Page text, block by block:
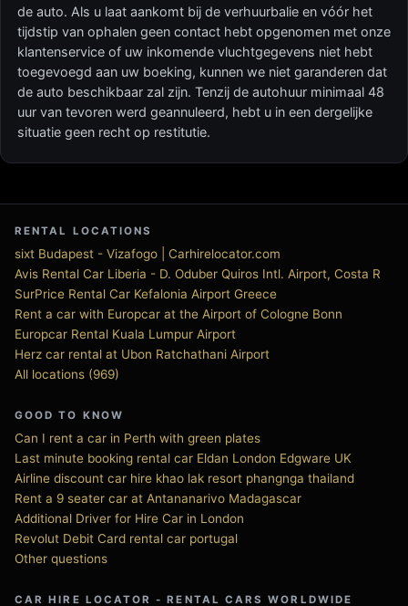
de auto. Als u laat aankomt bij de verhuurbalie en vóór het
tijdstip van ophalen geen contact hebt opgenomen met onze
klantenservice of uw inkomende vluchtgegevens niet hebt
toegevoegd aan uw boeking, kunnen we niet garanderen dat
de auto beschikbaar zal zijn. Tenzij de autohuur minimaal 48
uur van tevoren werd geannuleerd, hebt u in een dergelijke
situatie geen recht op restitutie.
RENTAL LOCATIONS
sixt Budapest - Vizafogo | Carhirelocator.com
Avis Rental Car Liberia - D. Oduber Quiros Intl. Airport, Costa R
SurPrice Rental Car Kefalonia Airport Greece
Rent a car with Europcar at the Airport of Cologne Bonn
Europcar Rental Kuala Lumpur Airport
Herz car rental at Ubon Ratchathani Airport
All locations (969)
GOOD TO KNOW
Can I rent a car in Perth with green plates
Last minute booking rental car Eldan London Edgware UK
Airline discount car hire khao lak resort phangnga thailand
Rent a 9 seater car at Antananarivo Madagascar
Additional Driver for Hire Car in London
Revolut Debit Card rental car portugal
Other questions
CAR HIRE LOCATOR - RENTAL CARS WORLDWIDE